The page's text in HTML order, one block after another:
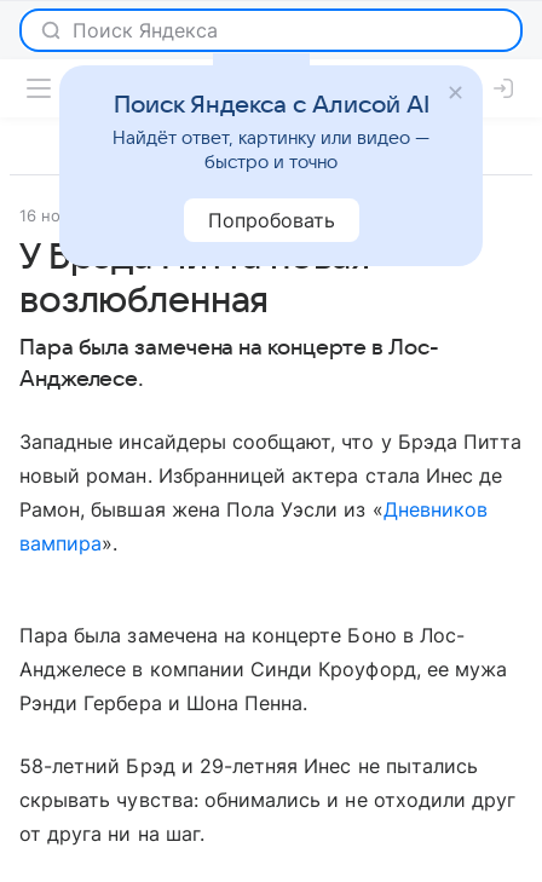
16 ноября 2022 Super.ru Светская жизнь
У Брэда Питта новая
возлюбленная
Пара была замечена на концерте в Лос-
Анджелесе.
Западные инсайдеры сообщают, что у Брэда Питта
новый роман. Избранницей актера стала Инес де
Рамон, бывшая жена Пола Уэсли из «Дневников
вампира».
Пара была замечена на концерте Боно в Лос-
Анджелесе в компании Синди Кроуфорд, ее мужа
Рэнди Гербера и Шона Пенна.
58-летний Брэд и 29-летняя Инес не пытались
скрывать чувства: обнимались и не отходили друг
от друга ни на шаг.
Поиск Яндекса с Алисой AI
Найдёт ответ, картинку или видео —
быстро и точно
Попробовать